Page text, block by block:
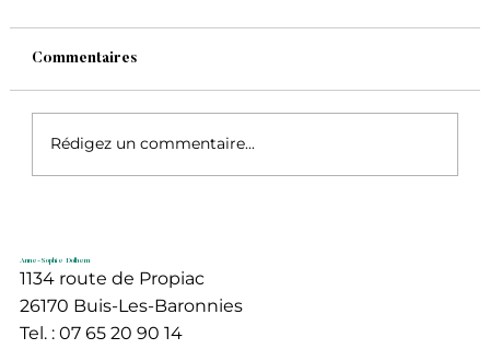
Commentaires
Rédigez un commentaire...
Anne-Sophie Dolhem
1134 route de Propiac
26170 Buis-Les-Baronnies
Tel. : 07 65 20 90 14